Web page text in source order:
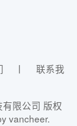
丨
联系我
限公司 版权
vancheer.